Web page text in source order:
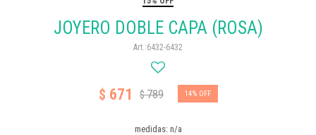
JOYERO DOBLE CAPA (ROSA)
6432-6432
$ 671 $789 14
medidas: n/a